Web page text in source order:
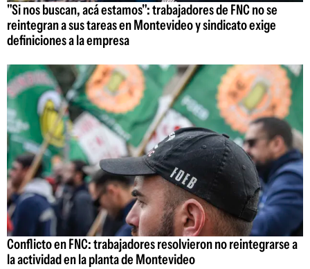
"Si nos buscan, acá estamos": trabajadores de FNC no se
reintegran a sus tareas en Montevideo y sindicato exige
definiciones a la empresa
Conflicto en FNC: trabajadores resolvieron no reintegrarse a
la actividad en la planta de Montevideo